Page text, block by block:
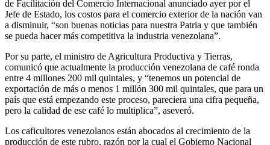
de Facilitación del Comercio Internacional anunciado ayer por el
Jefe de Estado, los costos para el comercio exterior de la nación van
a disminuir, “son buenas noticias para nuestra Patria y que también
se pueda hacer más competitiva la industria venezolana”.
Por su parte, el ministro de Agricultura Productiva y Tierras,
comunicó que actualmente la producción venezolana de café ronda
entre 4 millones 200 mil quintales, y “tenemos un potencial de
exportación de más o menos 1 millón 300 mil quintales, que para un
país que está empezando este proceso, pareciera una cifra pequeña,
pero la calidad de ese café lo multiplica”, aseveró.
Los caficultores venezolanos están abocados al crecimiento de la
producción de este rubro, razón por la cual el Gobierno Nacional